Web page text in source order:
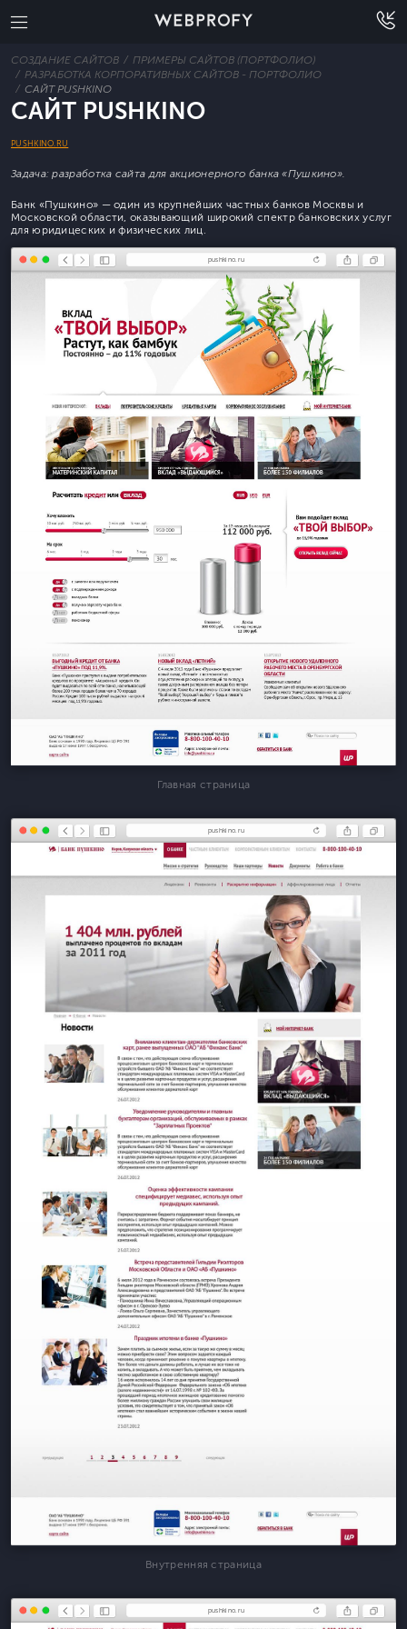
СОЗДАНИЕ САЙТОВ
ПРИМЕРЫ САЙТОВ (ПОРТФОЛИО)
РАЗРАБОТКА КОРПОРАТИВНЫХ САЙТОВ - ПОРТФОЛИО
САЙТ PUSHKINO
САЙТ PUSHKINO
PUSHKINO.RU
Задача: разработка сайта для акционерного банка «Пушкино».
Банк «Пушкино» — один из крупнейших частных банков Москвы и
Московской области, оказывающий широкий спектр банковских услуг
для юридицеских и физических лиц.
pushkino.ru
Главная страница
pushkino.ru
Внутренняя страница
pushkino.ru